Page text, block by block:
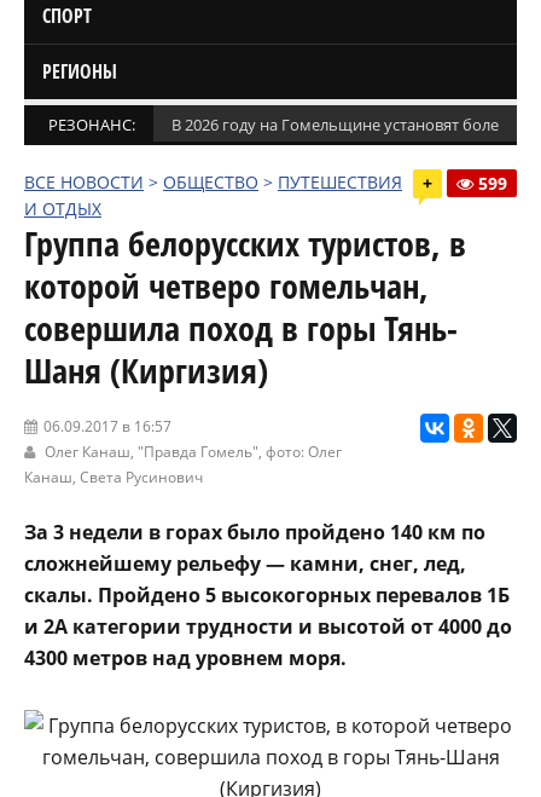
СПОРТ
РЕГИОНЫ
РЕЗОНАНС: В 2026 году на Гомельщине установят более
ВСЕ НОВОСТИ > ОБЩЕСТВО > ПУТЕШЕСТВИЯ
И ОТДЫХ
+ 599
Группа белорусских туристов, в
которой четверо гомельчан,
совершила поход в горы Тянь-
Шаня (Киргизия)
06.09.2017 в 16:57
Олег Канаш, "Правда Гомель", фото: Олег
Канаш, Света Русинович
За 3 недели в горах было пройдено 140 км по
сложнейшему рельефу — камни, снег, лед,
скалы. Пройдено 5 высокогорных перевалов 1Б
и 2А категории трудности и высотой от 4000 до
4300 метров над уровнем моря.